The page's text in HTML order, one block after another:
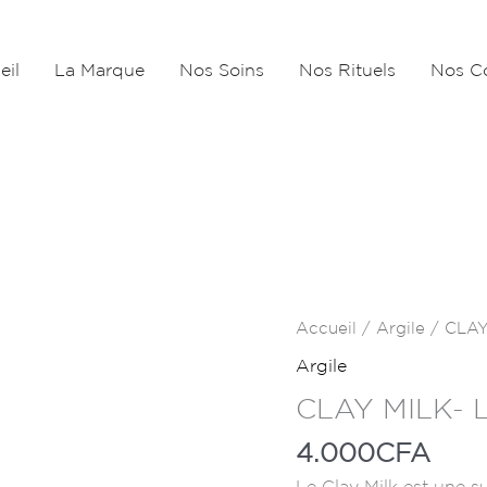
La Marque Nos Soins Nos Rituels Nos
Accueil / Argile /
Argile
CLAY MILK-
4.000CFA
quantité
MILK-
D'ARGILE